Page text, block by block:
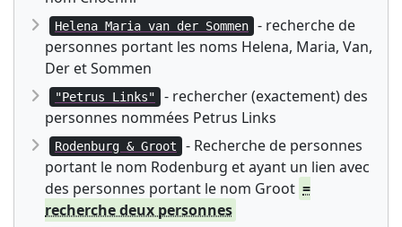
Helena Maria van der Sommen
- recherche de
personnes portant les noms Helena, Maria, Van,
Der et Sommen
"Petrus Links"
- rechercher (exactement) des
personnes nommées Petrus Links
Rodenburg & Groot
- Recherche de personnes
portant le nom Rodenburg et ayant un lien avec
des personnes portant le nom Groot =
recherche deux personnes